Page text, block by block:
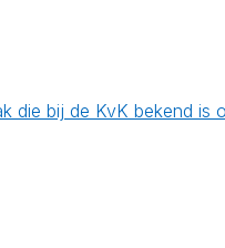
die bij de KvK bekend